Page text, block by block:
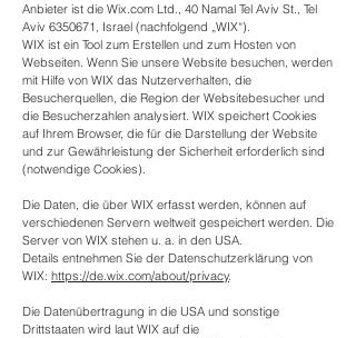
Anbieter ist die Wix.com Ltd., 40 Namal Tel Aviv St., Tel
Aviv 6350671 , Israel (nachfolgend „WIX“).
WIX ist ein Tool zum Erstellen und zum Hosten von
Webseiten. Wenn Sie unsere Website besuchen, werden
mit Hilfe von WIX das Nutzerverhalten, die
Besucherquellen, die Region der Websitebesucher und
die Besucherzahlen analysiert. WIX speichert Cookies
auf Ihrem Browser, die für die Darstellung der Website
und zur Gewährleistung der Sicherheit erforderlich sind
(notwendige Cookies).
Die Daten, die über WIX erfasst werden, können auf
verschiedenen Servern weltweit gespeichert werden. Die
Server von WIX stehen u. a. in den USA.
Details entnehmen Sie der Datenschutzerklärung von
WIX: https://de.wix.com/about/privacy.
Die Datenübertragung in die USA und sonstige
Drittstaaten wird laut WIX auf die